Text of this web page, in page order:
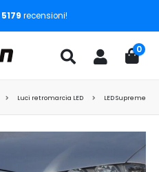
5179 recensioni!
0
Luci retromarcia LED LED Supreme